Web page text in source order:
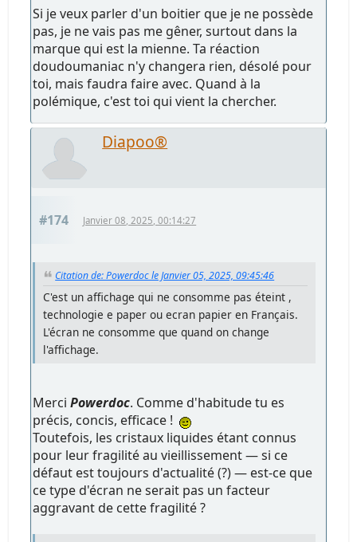
Si je veux parler d'un boitier que je ne possède
pas, je ne vais pas me gêner, surtout dans la
marque qui est la mienne. Ta réaction
doudoumaniac n'y changera rien, désolé pour
toi, mais faudra faire avec. Quand à la
polémique, c'est toi qui vient la chercher.
Diapoo®
#174 Janvier 08, 2025, 00:14:27
Citation de: Powerdoc le Janvier 05, 2025, 09:45:46
C'est un affichage qui ne consomme pas éteint ,
technologie e paper ou ecran papier en Français.
L'écran ne consomme que quand on change
l'affichage.
MerciPowerdoc. Comme d'habitude tu es
précis, concis, efficace !
Toutefois, les cristaux liquides étant connus
pour leur fragilité au vieillissement — si ce
défaut est toujours d'actualité (?) — est-ce que
ce type d'écran ne serait pas un facteur
aggravant de cette fragilité ?